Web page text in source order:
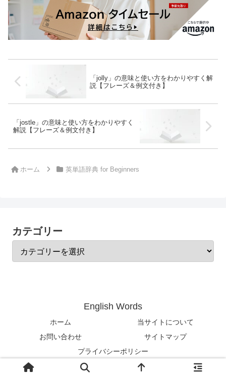
「jolly」の意味と使い方をわかりやすく解
説【フレーズ＆例文付き】
「jostle」の意味と使い方をわかりやすく
解説【フレーズ＆例文付き】
ホーム 英単語辞典 for Beginners
カテゴリー
English Words
ホーム
当サイトについて
お問い合わせ
サイトマップ
プライバシーポリシー
© 2024-2026 English Words.